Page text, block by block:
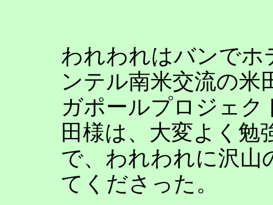
われわれはバンでホ
ンテル南米交流の米
ガポールプロジェク
田様は、大変よく勉
で、われわれに沢山
てくださった。